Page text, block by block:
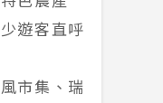
遊客直呼
市集、瑞